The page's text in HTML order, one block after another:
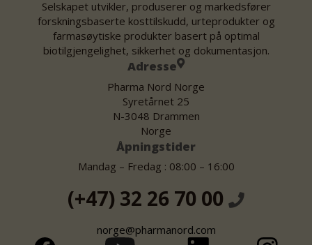
Selskapet utvikler, produserer og markedsfører
forskningsbaserte kosttilskudd, urteprodukter og
farmasøytiske produkter basert på optimal
biotilgjengelighet, sikkerhet og dokumentasjon.
Adresse
Pharma Nord Norge
Syretårnet 25
N-3048 Drammen
Norge
Åpningstider
Mandag – Fredag : 08:00 – 16:00
(+47) 32 26 70 00
norge@pharmanord.com